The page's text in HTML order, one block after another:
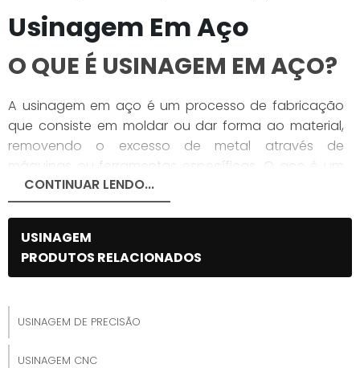
Usinagem Em Aço
O QUE É USINAGEM EM AÇO?
A usinagem em aço é um processo de fabricação
que consiste em moldar ou dar forma ao material,
removendo o excesso de metal através de
máquinas ou ferramentas específicas. O aço é um
material amplamente utilizado na indústria devido à
sua resistência, durabilidade e versatilidade. Através
da usinagem em aço, é possível criar peças com
precisão e qualidade, que são essenciais em
diversos setores, como automobilístico,
No processo de usinagem em aço, são utilizadas
diversas técnicas, tais como torneamento,
fresamento, brochamento, retificação, entre outras.
CONTINUAR LENDO...
USINAGEM
PRODUTOS RELACIONADOS
USINAGEM DE PRECISÃO
USINAGEM CNC